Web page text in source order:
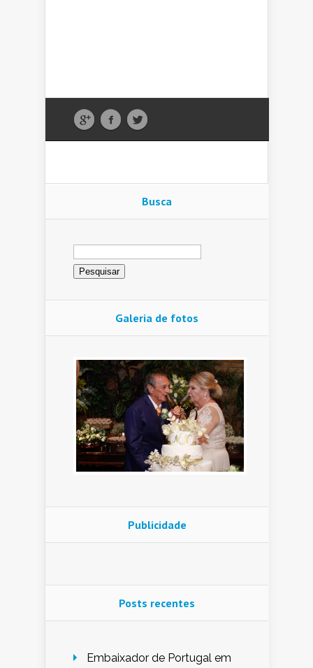
Busca
Pesquisar
por:
Galeria de fotos
Publicidade
Posts recentes
Embaixador de Portugal em